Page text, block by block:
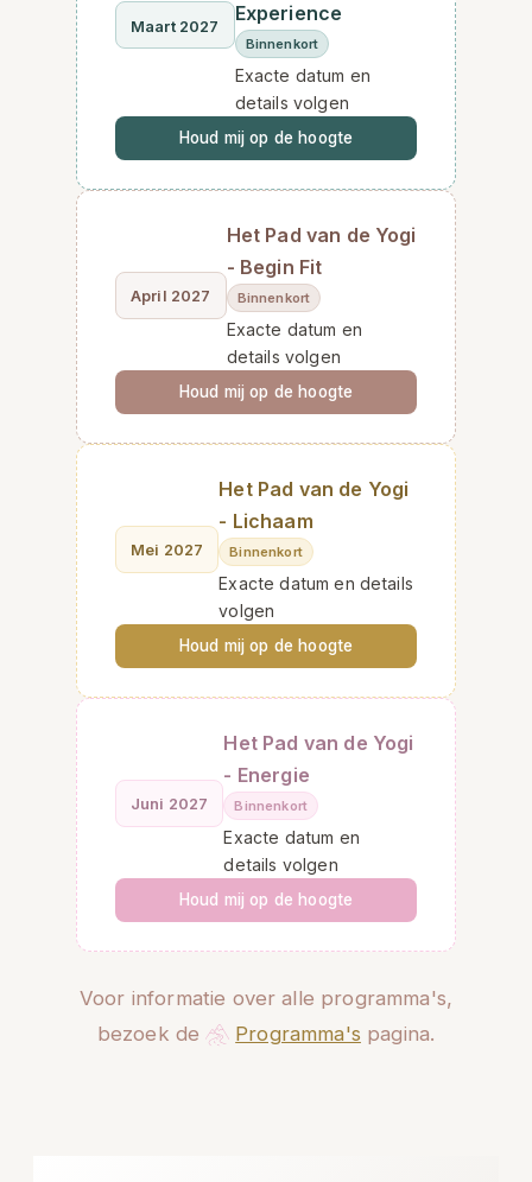
Maart 2027
Experience
Binnenkort
Exacte datum en
details volgen
Houd mij op de hoogte
April 2027
Het Pad van de Yogi
- Begin Fit
Binnenkort
Exacte datum en
details volgen
Houd mij op de hoogte
Mei 2027
Het Pad van de Yogi
- Lichaam
Binnenkort
Exacte datum en details
volgen
Houd mij op de hoogte
Juni 2027
Het Pad van de Yogi
- Energie
Binnenkort
Exacte datum en
details volgen
Houd mij op de hoogte
Voor informatie over alle programma's,
bezoek de
Programma's pagina.